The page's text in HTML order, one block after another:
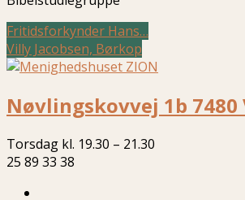
Fritidsforkynder Hans…
Villy Jacobsen, Børkop
Nøvlingskovvej 1b
Torsdag kl. 19.30 – 21.30
25 89 33 38